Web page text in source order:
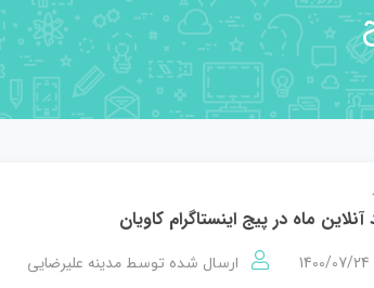
ماه در پیج اینستاگرام کاویان
1400/07/24 ارسال شده توسط مدینه علیرضایی